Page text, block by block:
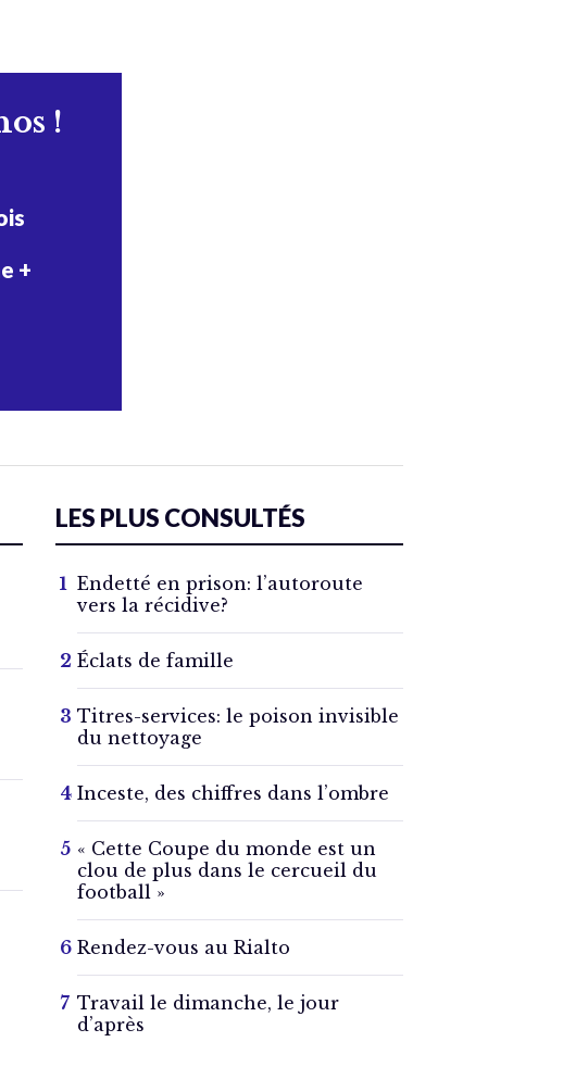
!
+
LES PLUS CONSULTÉS
Endetté en prison: l’autoroute
vers la récidive?
Éclats de famille
Titres-services: le poison invisible
du nettoyage
Inceste, des chiffres dans l’ombre
« Cette Coupe du monde est un
clou de plus dans le cercueil du
football »
Rendez-vous au Rialto
Travail le dimanche, le jour
d’après